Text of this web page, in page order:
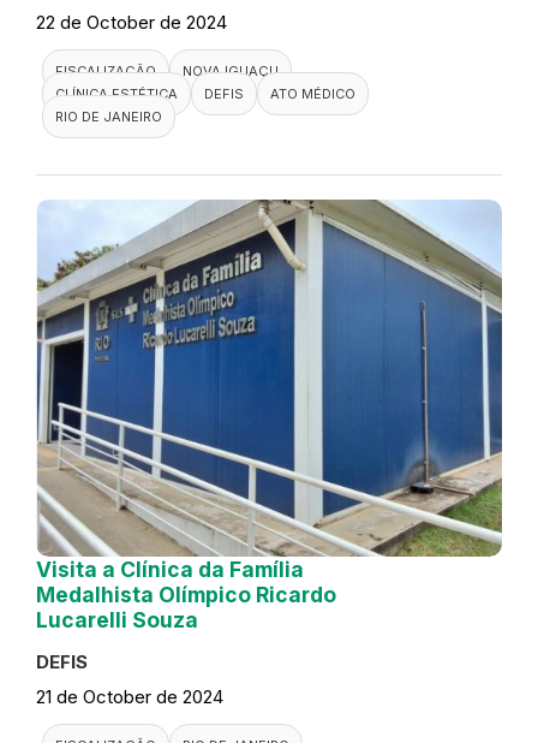
22 de October de 2024
FISCALIZAÇÃO
NOVA IGUAÇU
CLÍNICA ESTÉTICA
DEFIS
ATO MÉDICO
RIO DE JANEIRO
Visita a Clínica da Família
Medalhista Olímpico Ricardo
Lucarelli Souza
DEFIS
21 de October de 2024